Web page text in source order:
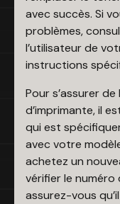
avec succès. Si
problèmes,
l’utilisateur de
instructions
Pour s’assurer
d’imprimante, il
qui est
avec votre
achetez un
vérifier le
assurez-vous